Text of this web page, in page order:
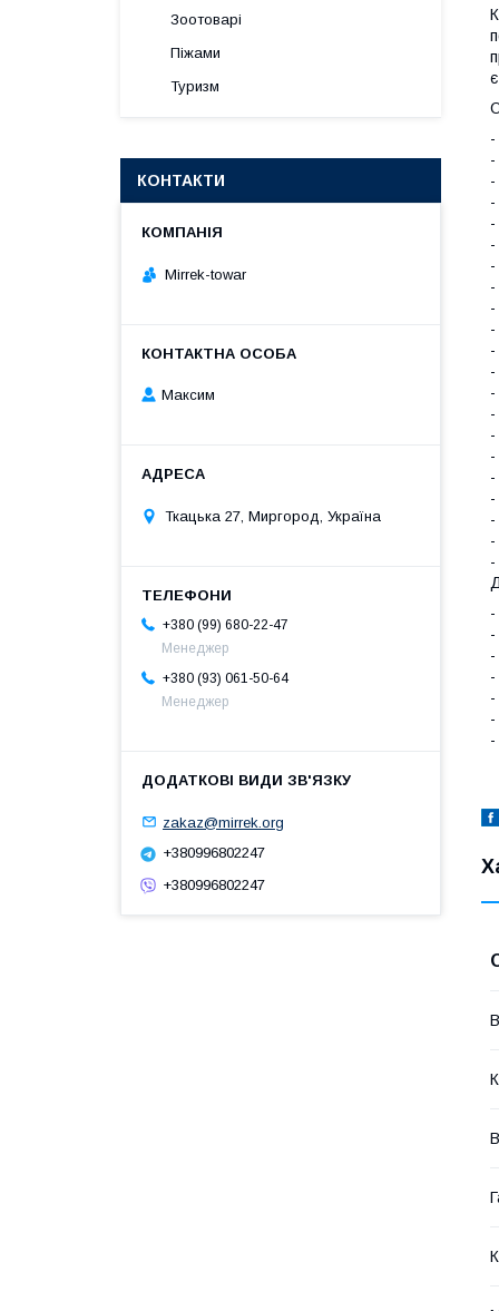
-
-
-
-
-
-
-
-
-
-
-
-
-
-
-
-
-
-
-
-
-
-
Зоотоварі
Піжами
Туризм
КОНТАКТИ
Mirrek-towar
Максим
Ткацька 27, Миргород, Україна
+380 (99) 680-22-47
Менеджер
+380 (93) 061-50-64
Менеджер
zakaz@mirrek.org
+380996802247
+380996802247